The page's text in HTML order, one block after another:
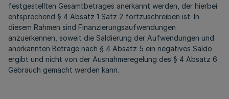
festgestellten Gesamtbetrages anerkannt werden, der hierbei
entsprechend § 4 Absatz 1 Satz 2 fortzuschreiben ist. In
diesem Rahmen sind Finanzierungsaufwendungen
anzuerkennen, soweit die Saldierung der Aufwendungen und
anerkannten Beträge nach § 4 Absatz 5 ein negatives Saldo
ergibt und nicht von der Ausnahmeregelung des § 4 Absatz 6
Gebrauch gemacht werden kann.